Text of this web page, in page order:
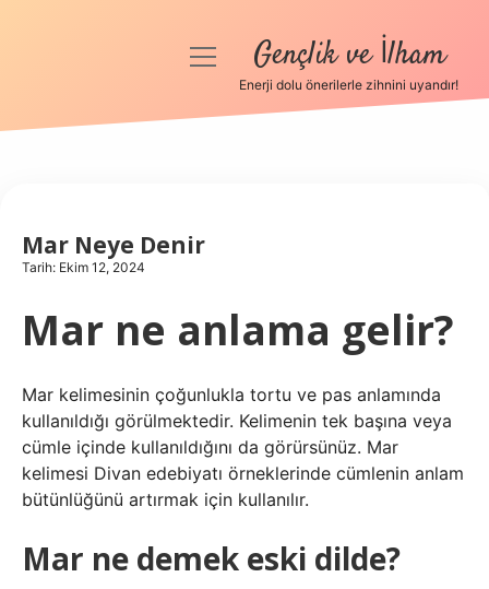
Anasayfa
Hakkımızda
menüyüGençlik ve İlham
Enerji dolu önerilerle zihnini uyandır!
Mar Neye Denir
Tarih: Ekim 12, 2024
Mar ne anlama gelir?
Mar kelimesinin çoğunlukla tortu ve pas anlamında
kullanıldığı görülmektedir. Kelimenin tek başına veya
cümle içinde kullanıldığını da görürsünüz. Mar
kelimesi Divan edebiyatı örneklerinde cümlenin anlam
bütünlüğünü artırmak için kullanılır.
Mar ne demek eski dilde?